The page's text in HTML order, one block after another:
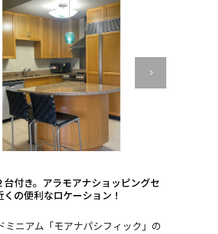
台付き。アラモアナショッピングセ
くの便利なロケーション！
ミニアム「モアナパシフィック」の